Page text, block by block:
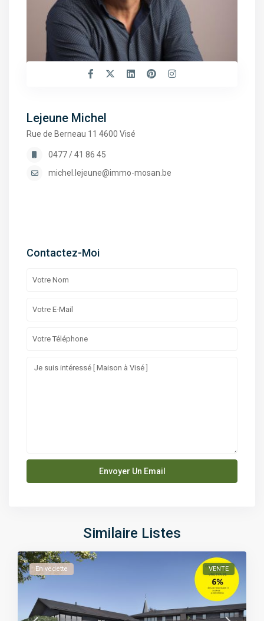
Lejeune Michel
Rue de Berneau 11 4600 Visé
0477 / 41 86 45
michel.lejeune@immo-mosan.be
Contactez-Moi
Similaire Listes
En vedette VENTE